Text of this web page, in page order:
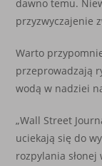
dawno temu.
przyzwyczajenie
Warto
przeprowadzają
wodą w nadziei
„Wall Street
uciekają się do
rozpylania